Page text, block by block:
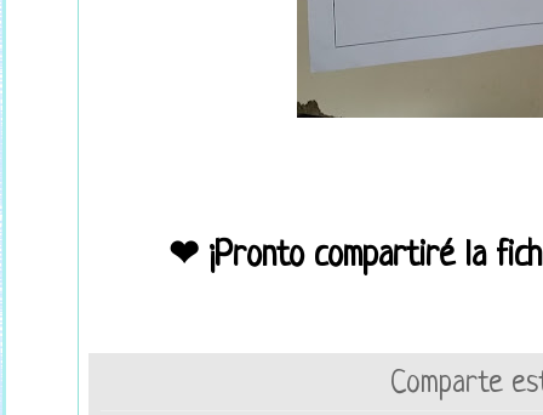
❤ ¡Pronto compartiré la
Comparte